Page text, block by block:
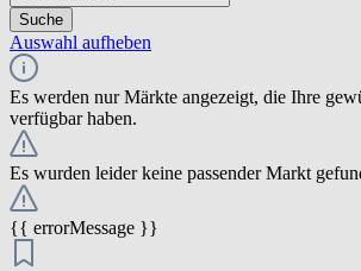
Suche
Auswahl aufheben
Es werden nur Märkte angezeigt, die Ihre
verfügbar haben.
Es wurden leider keine passender Markt
{{ errorMessage }}